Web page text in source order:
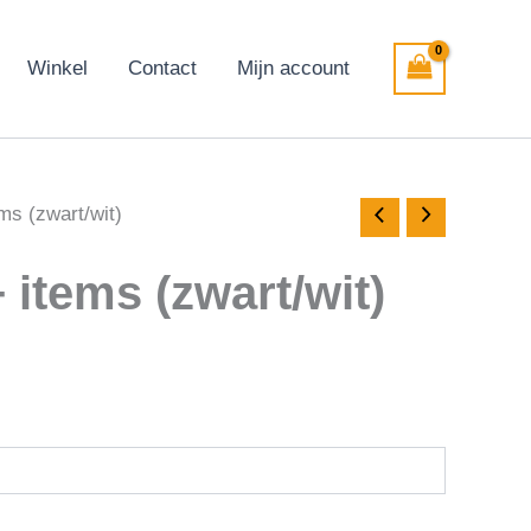
Winkel Contact Mijn account
(zwart/wit)
items (zwart/wit)